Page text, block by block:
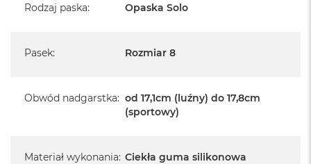
Rodzaj paska: Opaska Solo
Pasek: Rozmiar 8
Obwód nadgarstka: od 17,1cm (luźny) do 17,8cm
(sportowy)
Materiał wykonania: Ciekła guma silikonowa